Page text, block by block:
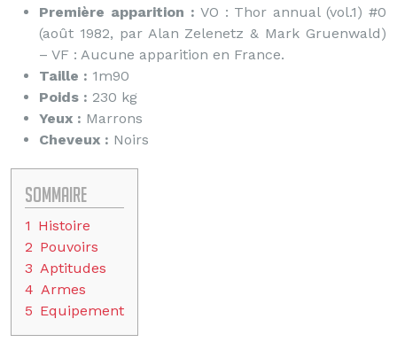
Première apparition : VO : Thor annual (vol.1) #0
(août 1982, par Alan Zelenetz & Mark Gruenwald)
– VF : Aucune apparition en France.
Taille : 1m90
Poids : 230 kg
Yeux : Marrons
Cheveux : Noirs
Sommaire
1 Histoire
2 Pouvoirs
3 Aptitudes
4 Armes
5 Equipement